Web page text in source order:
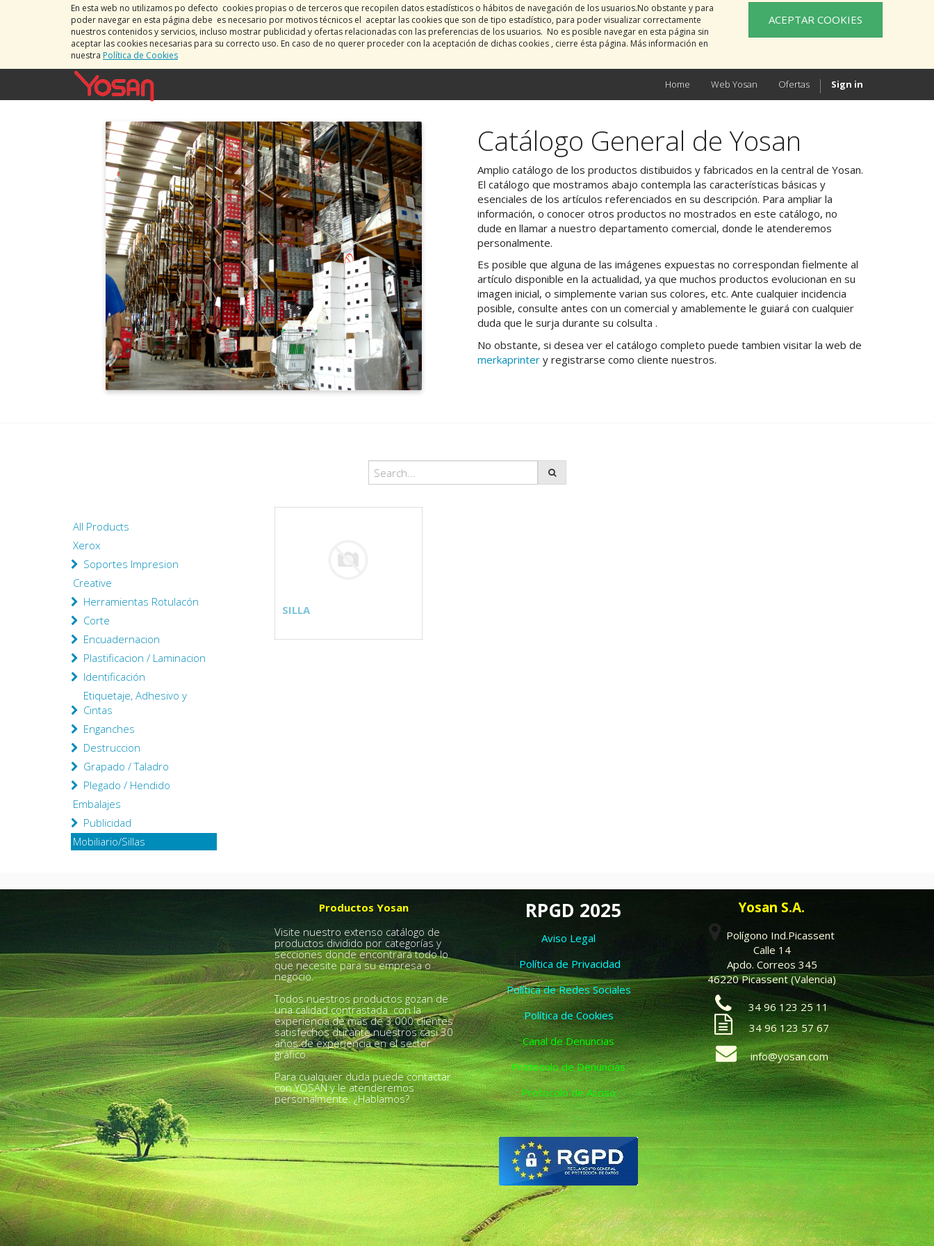
En esta web no utilizamos po defecto cookies propias o de terceros que recopilen datos estadísticos o hábitos de navegación de los usuarios.No obstante y para
poder navegar en esta página debe es necesario por motivos técnicos el aceptar las cookies que son de tipo estadístico, para poder visualizar correctamente
nuestros contenidos y servicios, incluso mostrar publicidad y ofertas relacionadas con las preferencias de los usuarios. No es posible navegar en esta página sin
aceptar las cookies necesarias para su correcto uso. En caso de no querer proceder con la aceptación de dichas cookies , cierre ésta página. Más información en
nuestra Política de Cookies
ACEPTAR COOKIES
Home Web Yosan Ofertas Sign in
Catálogo General de Yosan
Amplio catálogo de los productos distibuidos y fabricados en la central de Yosan.
El catálogo que mostramos abajo contempla las características básicas y
esenciales de los artículos referenciados en su descripción. Para ampliar la
información, o conocer otros productos no mostrados en este catálogo, no
dude en llamar a nuestro departamento comercial, donde le atenderemos
personalmente.
Es posible que alguna de las imágenes expuestas no correspondan fielmente al
artículo disponible en la actualidad, ya que muchos productos evolucionan en su
imagen inicial, o simplemente varian sus colores, etc. Ante cualquier incidencia
posible, consulte antes con un comercial y amablemente le guiará con cualquier
duda que le surja durante su colsulta .
No obstante, si desea ver el catálogo completo puede tambien visitar la web de
merkaprinter y registrarse como cliente nuestros.
All Products
Xerox
Soportes Impresion
Creative
Herramientas Rotulacón
Corte
Encuadernacion
Plastificacion / Laminacion
Identificación
Etiquetaje, Adhesivo y
Cintas
Enganches
Destruccion
Grapado / Taladro
Plegado / Hendido
Embalajes
Publicidad
Mobiliario/Sillas
SILLA
Productos Yosan
Visite nuestro extenso catálogo de
productos dividido por categorías y
secciones donde encontrará todo lo
que necesite para su empresa o
negocio.
Todos nuestros productos gozan de
una calidad contrastada con la
experiencia de más de 3.000 clientes
satisfechos durante nuestros casi 30
años de experiencia en el sector
gráfico.
Para cualquier duda puede contactar
con YOSAN y le atenderemos
personalmente. ¿Hablamos?
RPGD 2025
Aviso Legal
Política de Privacidad
Política de Redes Sociales
Política de Cookies
Canal de Denuncias
Protocolo de Denuncias
Protocolo de Acoso
Yosan S.A.
Polígono Ind.Picassent
Calle 14
Apdo. Correos 345
46220 Picassent (Valencia)
34 96 123 25 11
34 96 123 57 67
info@yosan.com